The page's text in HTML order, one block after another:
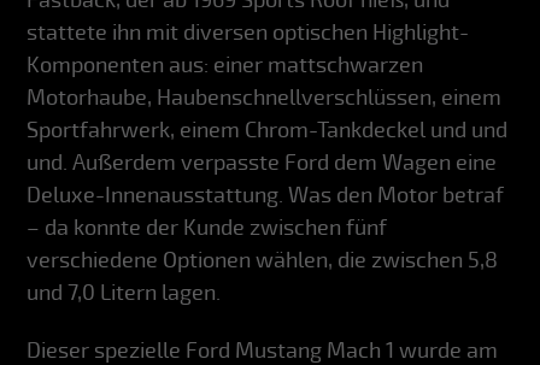
stattete ihn mit diversen optischen Highlight-
Komponenten aus: einer mattschwarzen
Motorhaube, Haubenschnellverschlüssen, einem
Sportfahrwerk, einem Chrom-Tankdeckel und und
und. Außerdem verpasste Ford dem Wagen eine
Deluxe-Innenausstattung. Was den Motor betraf
– da konnte der Kunde zwischen fünf
verschiedene Optionen wählen, die zwischen 5,8
und 7,0 Litern lagen.
Dieser spezielle Ford Mustang Mach 1 wurde am